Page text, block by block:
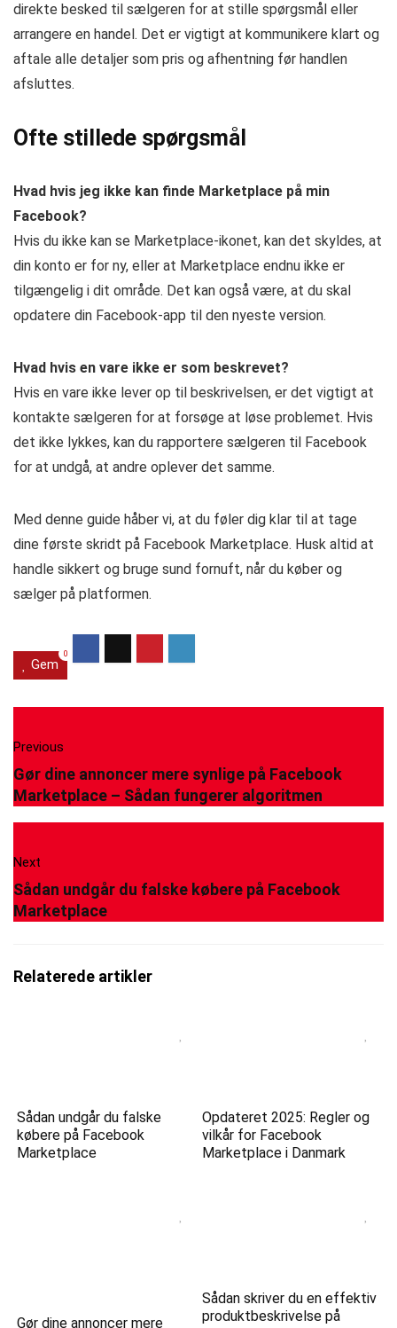
direkte besked til sælgeren for at stille spørgsmål eller
arrangere en handel. Det er vigtigt at kommunikere klart og
aftale alle detaljer som pris og afhentning før handlen
afsluttes.
Ofte stillede spørgsmål
Hvad hvis jeg ikke kan finde Marketplace på min
Facebook?
Hvis du ikke kan se Marketplace-ikonet, kan det skyldes, at
din konto er for ny, eller at Marketplace endnu ikke er
tilgængelig i dit område. Det kan også være, at du skal
opdatere din Facebook-app til den nyeste version.
Hvad hvis en vare ikke er som beskrevet?
Hvis en vare ikke lever op til beskrivelsen, er det vigtigt at
kontakte sælgeren for at forsøge at løse problemet. Hvis
det ikke lykkes, kan du rapportere sælgeren til Facebook
for at undgå, at andre oplever det samme.
Med denne guide håber vi, at du føler dig klar til at tage
dine første skridt på Facebook Marketplace. Husk altid at
handle sikkert og bruge sund fornuft, når du køber og
sælger på platformen.
Gem
0
Previous
Gør dine annoncer mere synlige på Facebook
Marketplace – Sådan fungerer algoritmen
Next
Sådan undgår du falske købere på Facebook
Marketplace
Relaterede artikler
Sådan undgår du falske
købere på Facebook
Marketplace
Opdateret 2025: Regler og
vilkår for Facebook
Marketplace i Danmark
Gør dine annoncer mere
Sådan skriver du en effektiv
produktbeskrivelse på